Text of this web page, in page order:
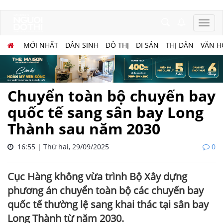
MỚI NHẤT DÂN SINH ĐÔ THỊ DI SẢN THỊ DÂN VĂN
Chuyển toàn bộ chuyến bay
quốc tế sang sân bay Long
Thành sau năm 2030
16:55 | Thứ hai, 29/09/2025 0
Cục Hàng không vừa trình Bộ Xây dựng
phương án chuyển toàn bộ các chuyến bay
quốc tế thường lệ sang khai thác tại sân bay
Long Thành từ năm 2030.